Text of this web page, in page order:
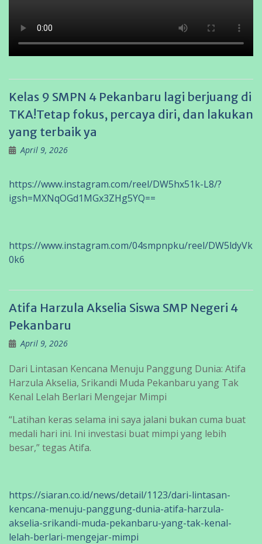
Kelas 9 SMPN 4 Pekanbaru lagi berjuang di
TKA!Tetap fokus, percaya diri, dan lakukan
yang terbaik ya
April 9, 2026
https://www.instagram.com/reel/DW5hx51k-L8/?
igsh=MXNqOGd1MGx3ZHg5YQ==
https://www.instagram.com/04smpnpku/reel/DW5ldyVk
0k6
Atifa Harzula Akselia Siswa SMP Negeri 4
Pekanbaru
April 9, 2026
Dari Lintasan Kencana Menuju Panggung Dunia: Atifa
Harzula Akselia, Srikandi Muda Pekanbaru yang Tak
Kenal Lelah Berlari Mengejar Mimpi
“Latihan keras selama ini saya jalani bukan cuma buat
medali hari ini. Ini investasi buat mimpi yang lebih
besar,” tegas Atifa.
https://siaran.co.id/news/detail/1123/dari-lintasan-
kencana-menuju-panggung-dunia-atifa-harzula-
akselia-srikandi-muda-pekanbaru-yang-tak-kenal-
lelah-berlari-mengejar-mimpi